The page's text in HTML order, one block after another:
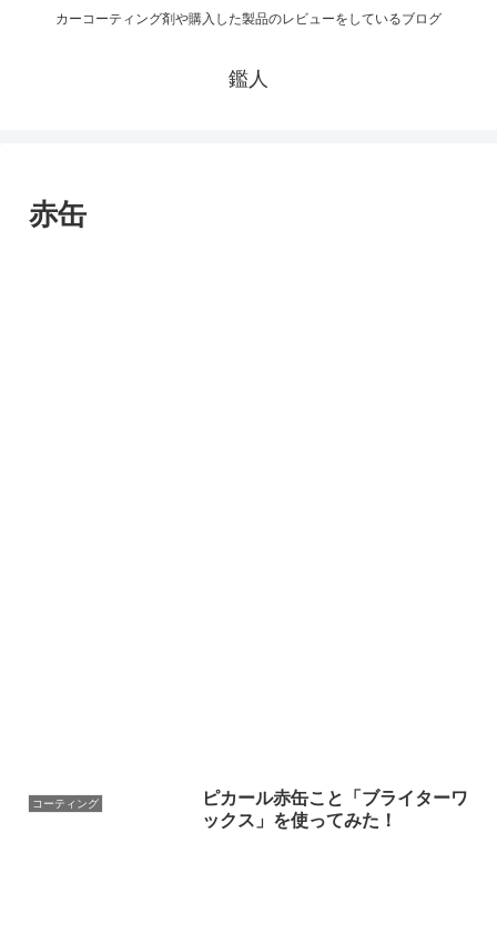
カーコーティング剤や購入した製品のレビューをしているブログ
鑑人
赤缶
コーティング
ピカール赤缶こと「ブライターワ
ックス」を使ってみた！